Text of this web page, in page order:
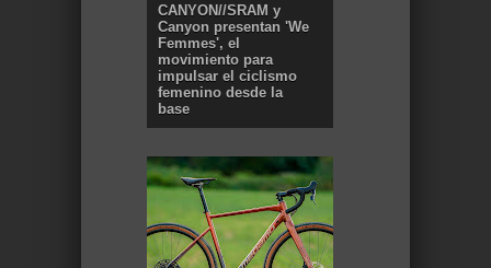
CANYON//SRAM y
Canyon presentan 'We
Femmes', el
movimiento para
impulsar el ciclismo
femenino desde la
base